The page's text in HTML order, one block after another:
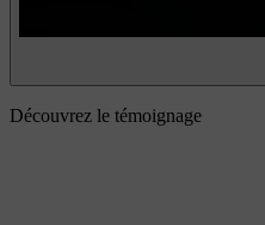
Découvrez le témoignage